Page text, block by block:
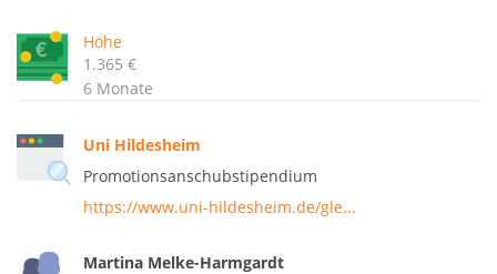
Höhe
1.365 €
6 Monate
Uni Hildesheim
Promotionsanschubstipendium
https://www.uni-hildesheim.de/gle...
Martina Melke-Harmgardt